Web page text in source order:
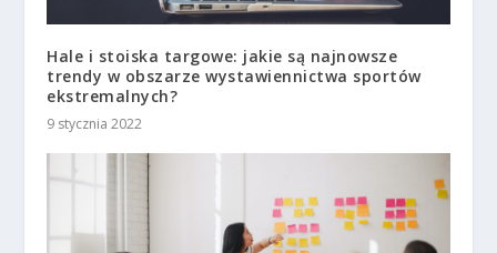
Hale i stoiska targowe: jakie są najnowsze
trendy w obszarze wystawiennictwa sportów
ekstremalnych?
9 stycznia 2022